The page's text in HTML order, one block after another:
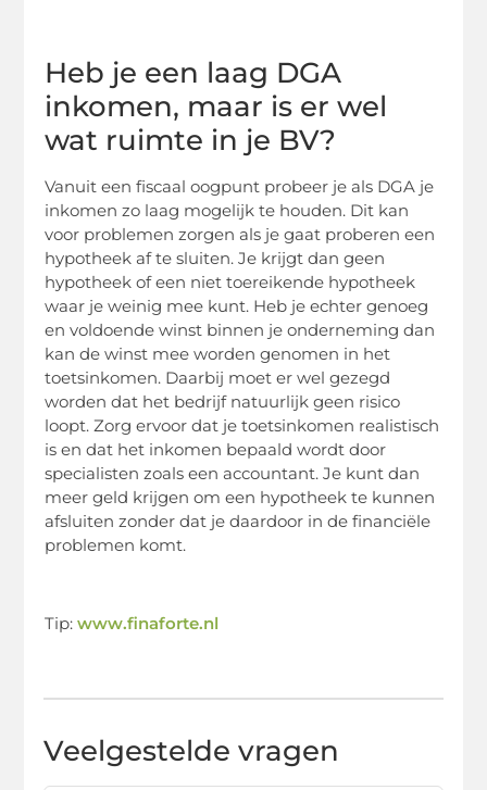
Heb je een laag DGA
inkomen, maar is er wel
wat ruimte in je BV?
Vanuit een fiscaal oogpunt probeer je als DGA je
inkomen zo laag mogelijk te houden. Dit kan
voor problemen zorgen als je gaat proberen een
hypotheek af te sluiten. Je krijgt dan geen
hypotheek of een niet toereikende hypotheek
waar je weinig mee kunt. Heb je echter genoeg
en voldoende winst binnen je onderneming dan
kan de winst mee worden genomen in het
toetsinkomen. Daarbij moet er wel gezegd
worden dat het bedrijf natuurlijk geen risico
loopt. Zorg ervoor dat jetoetsinkomen realistisch
is en dat het inkomen bepaald wordt door
specialisten zoals een accountant. Je kunt dan
meer geld krijgen om een hypotheek te kunnen
afsluiten zonder dat je daardoor in de financiële
problemen komt.
Tip:www.finaforte.nl
Veelgestelde vragen